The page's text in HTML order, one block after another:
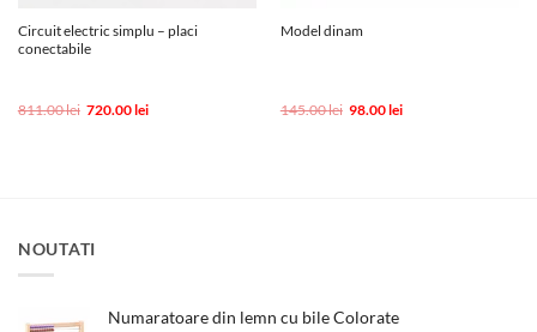
Circuit electric simplu – placi
conectabile
811.00lei Prețul
720.00leiPrețul
Model dinam
145.00lei Prețul
98.00leiPrețul
NOUTATI
Numaratoare din lemn cu bile Colorate